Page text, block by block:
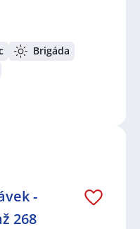
Brigáda
-
268